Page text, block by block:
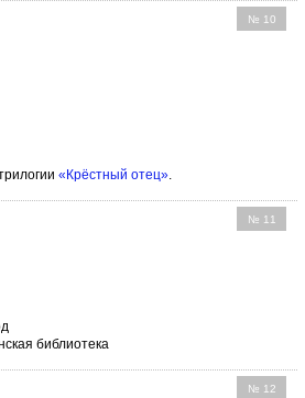
№ 10
«Крёстный отец».
№ 11
библиотека
№ 12